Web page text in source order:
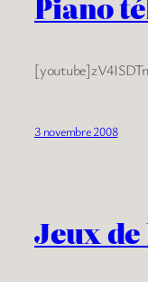
Piano
3 novembre 2008
Jeux